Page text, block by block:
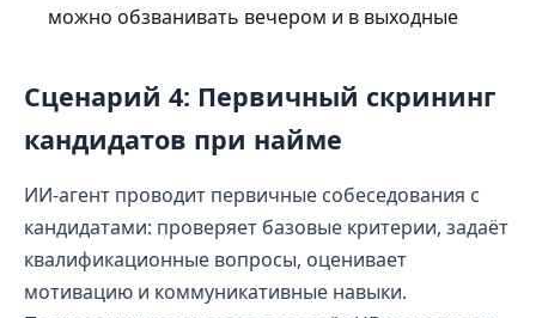
можно обзванивать вечером и в выходные
Сценарий 4: Первичный скрининг
кандидатов при найме
ИИ-агент проводит первичные собеседования с
кандидатами: проверяет базовые критерии, задаёт
квалификационные вопросы, оценивает
мотивацию и коммуникативные навыки.